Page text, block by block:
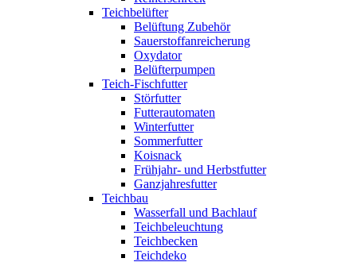
Teichbelüfter
Belüftung Zubehör
Sauerstoffanreicherung
Oxydator
Belüfterpumpen
Teich-Fischfutter
Störfutter
Futterautomaten
Winterfutter
Sommerfutter
Koisnack
Frühjahr- und Herbstfutter
Ganzjahresfutter
Teichbau
Wasserfall und Bachlauf
Teichbeleuchtung
Teichbecken
Teichdeko